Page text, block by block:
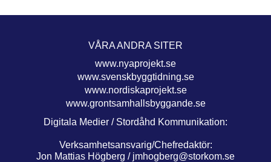
VÅRA ANDRA SITER
www.nyaprojekt.se
www.svenskbyggtidning.se
www.nordiskaprojekt.se
www.grontsamhallsbyggande.se
Digitala Medier / Stordåhd Kommunikation:
Verksamhetsansvarig/Chefredaktör:
Jon Mattias Högberg / jmhogberg@storkom.se